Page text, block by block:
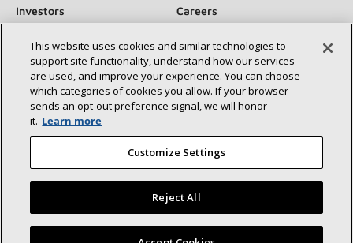
Investors
Careers
Suppliers
Contact Us
Newsroom
Conéctese con nosotros:
©2026 Lennox International Inc.
Site Map
This website uses cookies and similar technologies to
support site functionality, understand how our services
are used, and improve your experience. You can choose
which categories of cookies you allow. If your browser
sends an opt‑out preference signal, we will honor
it. Learn more
Customize Settings
Reject All